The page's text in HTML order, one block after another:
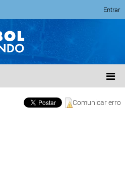
Entrar
Comunicar erro